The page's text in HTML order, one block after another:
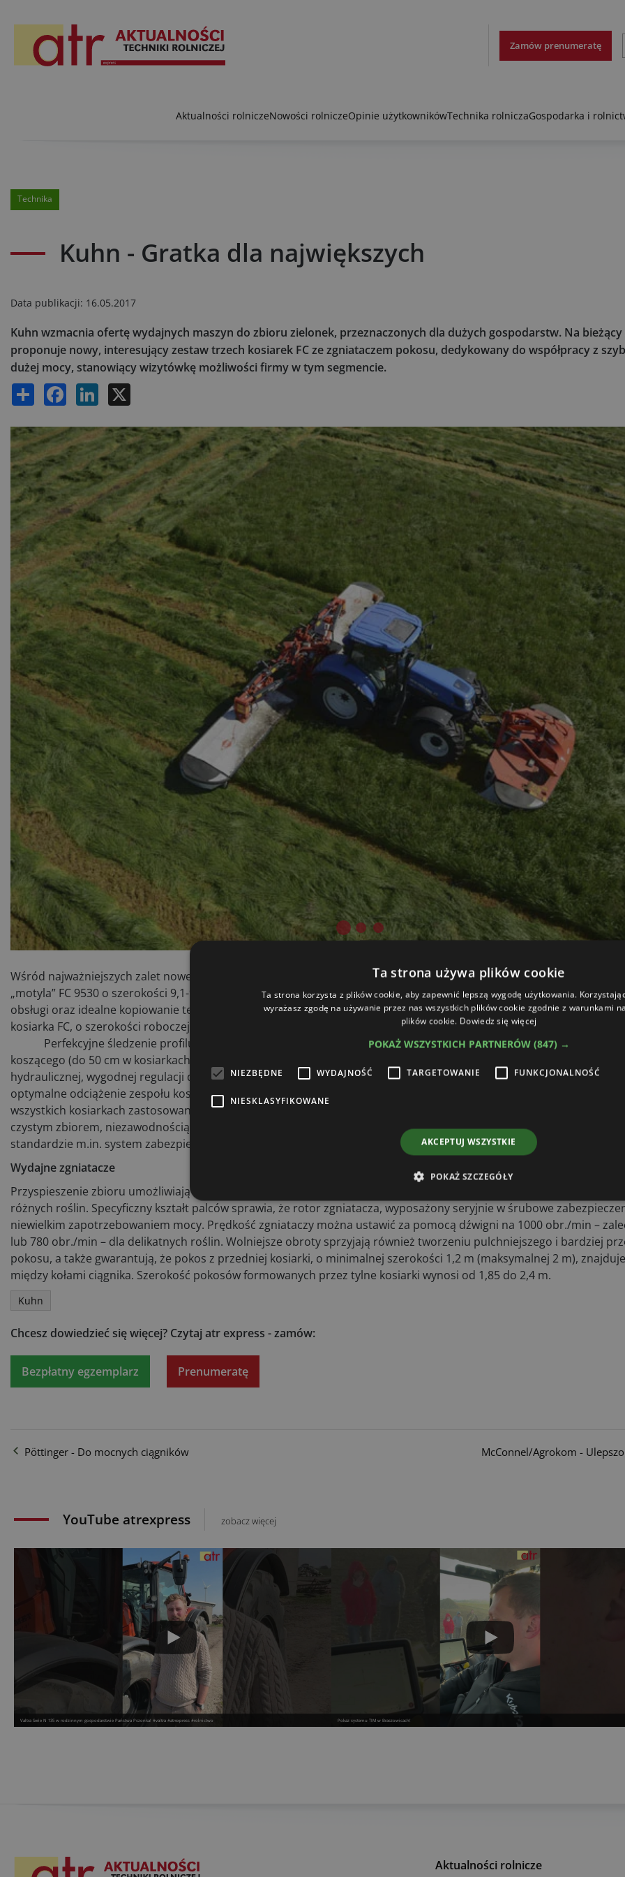
Zamów prenumeratę
Aktualności rolniczeNowości rolniczeOpinie użytkownikówTechnika rolniczaGospodarka i
Technika
Kuhn - Gratka dla największych
Data publikacji: 16.05.2017
Kuhn wzmacnia ofertę wydajnych maszyn do zbioru zielonek, przeznaczonych dla dużych gospodarstw. Na bieżący
proponuje nowy, interesujący zestaw trzech kosiarek FC ze zgniataczem pokosu, dedykowany do współpracy z
dużej mocy, stanowiący wizytówkę możliwości firmy w tym segmencie.
Share Facebook LinkedIn
Wśród najważniejszych zalet nowego zestawu, zbudowanego z przedniej kosiarki FC 3125 F o szerokości roboczej 3,1
„motyla” FC 9530 o szerokości 9,1-9,5 m, składanych do transportu do 3 m, jest oczywiście znakomita wydajność, a
obsługi oraz idealne kopiowanie terenu. Pokazana już jesienią kombinacja reprezentuje rodzinę zestawów tego typu,
kosiarka FC, o szerokości roboczej od 8,3 do 9,9 m.
Perfekcyjne śledzenie profilu pola zapewnia centralne, przegubowe, wahliwe zawieszenie kosiarek, duży zakres
koszącego (do 50 cm w kosiarkach tylnych i 70 cm w przedniej) oraz duży kąt przechylenia – do 30°. Poza tym system
hydraulicznej, wygodnej regulacji docisku belki z kabiny ciągnika, zarówno kosiarki przedniej, jak i maszyn tylnych,
optymalne odciążenie zespołu koszącego, co chroni darń, redukuje zapotrzebowanie mocy oraz zmniejsza zużycie
wszystkich kosiarkach zastosowano sprawdzone belki Optidisc, wyróżniające się szybką pracą, bardzo wysoką
czystym zbiorem, niezawodnością, zwiększoną odpornością na zużycie i uszkodzenia oraz komfortem obsługi. Belki
standardzie m.in. system zabezpieczenia napędu Protectdrive oraz system szybkiej wymiany noży Fast-Fit.
Wydajne zgniatacze
Przyspieszenie zbioru umożliwiają seryjne zgniatacze pokosu z wirnikami wyposażonymi w wahliwe stalowe palce,
różnych roślin. Specyficzny kształt palców sprawia, że rotor zgniatacza, wyposażony seryjnie w śrubowe
niewielkim zapotrzebowaniem mocy. Prędkość zgniataczy można ustawić za pomocą dźwigni na 1000 obr./min –
lub 780 obr./min – dla delikatnych roślin. Wolniejsze obroty sprzyjają również tworzeniu pulchniejszego i bardziej
pokosu, a także gwarantują, że pokos z przedniej kosiarki, o minimalnej szerokości 1,2 m (maksymalnej 2 m),
między kołami ciągnika. Szerokość pokosów formowanych przez tylne kosiarki wynosi od 1,85 do 2,4 m.
Kuhn
Chcesz dowiedzieć się więcej? Czytaj atr express - zamów:
Bezpłatny egzemplarz Prenumeratę
Pöttinger - Do mocnych ciągników McConnel/Agrokom -
YouTube atrexpress zobacz więcej
Valtra Serie N 135 w rodzinnym gospodarstwie Państwa Pszonka! #valtra #atrexpress #rolnictwo Pokaz systemu TIM w Braszowicach!
Aktualności rolnicze
Ta strona używa plików cookie
Ta strona korzysta z plików cookie, aby zapewnić lepszą wygodę użytkowania.
wyrażasz zgodę na używanie przez nas wszystkich plików cookie zgodnie z warunkami
plików cookie. Dowiedz się więcej
POKAŻ WSZYSTKICH PARTNERÓW (847) →
NIEZBĘDNE WYDAJNOŚĆ TARGETOWANIE FUNKCJONALNOŚĆ
NIESKLASYFIKOWANE
AKCEPTUJ WSZYSTKIE
POKAŻ SZCZEGÓŁY